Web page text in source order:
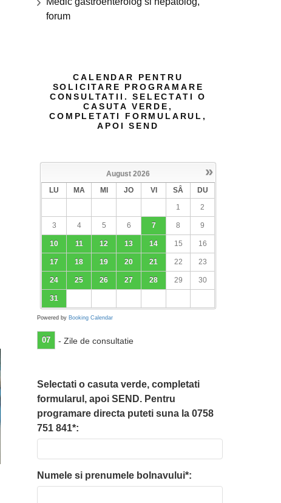
forum
CALENDAR PENTRU
SOLICITARE PROGRAMARE
CONSULTATII. SELECTATI O
CASUTA VERDE,
COMPLETATI FORMULARUL,
APOI SEND
»
August 2026
LU
MA MI JO VI SÂ
DU
1
2
3 4 5 6 7 8 9
10 11 12 13 14 15 16
17 18 19 20 21 22 23
24 25 26 27 28 29 30
31
Powered by Booking Calendar
07 - Zile de consultatie
Selectati o casuta verde, completati
formularul, apoi SEND. Pentru
programare directa puteti suna la 0758
751 841*:
Numele si prenumele bolnavului*: